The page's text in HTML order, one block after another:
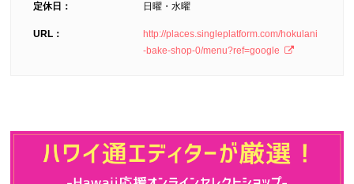
定休日： 日曜・水曜
URL：
http://places.singleplatform.com/hokulani
-bake-shop-0/menu?ref=google